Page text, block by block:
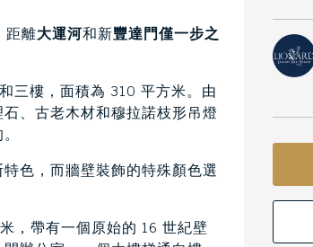
距離大運河和新豐達門僅一步之
三樓，面積為 310 平方米。由
、古老木材和穆拉諾枝形吊燈
色，而牆壁裝飾的特殊顏色選
，帶有一個原始的 16 世紀壁